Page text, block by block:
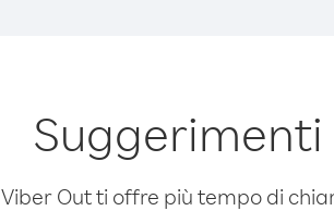
Viber Out ti offre più tempo di